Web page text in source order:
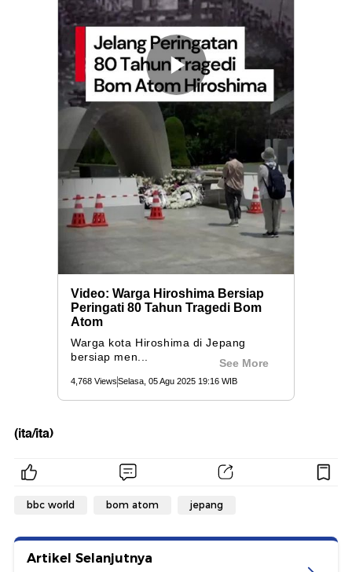
(ita/ita)
bbc world bom atom jepang
Artikel Selanjutnya